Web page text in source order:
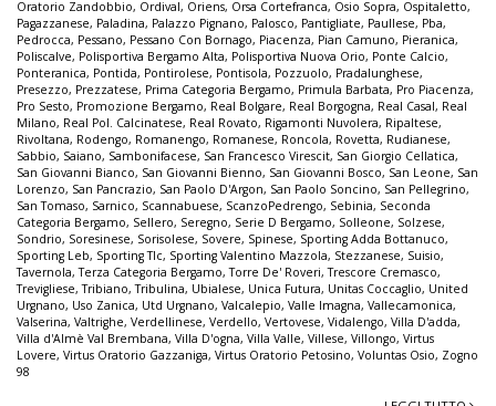
Oratorio Zandobbio, Ordival, Oriens, Orsa Cortefranca, Osio Sopra, Ospitaletto,
Pagazzanese, Paladina, Palazzo Pignano, Palosco, Pantigliate, Paullese, Pba,
Pedrocca, Pessano, Pessano Con Bornago, Piacenza, Pian Camuno, Pieranica,
Poliscalve, Polisportiva Bergamo Alta, Polisportiva Nuova Orio, Ponte Calcio,
Ponteranica, Pontida, Pontirolese, Pontisola, Pozzuolo, Pradalunghese,
Presezzo, Prezzatese, Prima Categoria Bergamo, Primula Barbata, Pro Piacenza,
Pro Sesto, Promozione Bergamo, Real Bolgare, Real Borgogna, Real Casal, Real
Milano, Real Pol. Calcinatese, Real Rovato, Rigamonti Nuvolera, Ripaltese,
Rivoltana, Rodengo, Romanengo, Romanese, Roncola, Rovetta, Rudianese,
Sabbio, Saiano, Sambonifacese, San Francesco Virescit, San Giorgio Cellatica,
San Giovanni Bianco, San Giovanni Bienno, San Giovanni Bosco, San Leone, San
Lorenzo, San Pancrazio, San Paolo D'Argon, San Paolo Soncino, San Pellegrino,
San Tomaso, Sarnico, Scannabuese, ScanzoPedrengo, Sebinia, Seconda
Categoria Bergamo, Sellero, Seregno, Serie D Bergamo, Solleone, Solzese,
Sondrio, Soresinese, Sorisolese, Sovere, Spinese, Sporting Adda Bottanuco,
Sporting Leb, Sporting Tlc, Sporting Valentino Mazzola, Stezzanese, Suisio,
Tavernola,Terza Categoria Bergamo,Torre De' Roveri,Trescore Cremasco,
Trevigliese,Tribiano,Tribulina, Ubialese, Unica Futura, Unitas Coccaglio, United
Urgnano, Uso Zanica, Utd Urgnano, Valcalepio, Valle Imagna, Vallecamonica,
Valserina, Valtrighe, Verdellinese, Verdello, Vertovese, Vidalengo, Villa D'adda,
Villa d'Almè Val Brembana, Villa D'ogna, Villa Valle, Villese, Villongo, Virtus
Lovere, Virtus Oratorio Gazzaniga, Virtus Oratorio Petosino, Voluntas Osio, Zogno
98